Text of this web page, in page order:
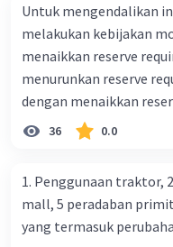
Untuk mengendalikan
melakukan kebijakan
menaikkan reserve
menurunkan reserve
dengan menaikkan
dengan menurunkan
Ekspansif dengan
ceteris paribus maka ....
bentuk kurva jumlah
dari kiri bawah ke kanan
36 0.0
1. Penggunaan traktor,
mall, 5 peradaban
yang termasuk